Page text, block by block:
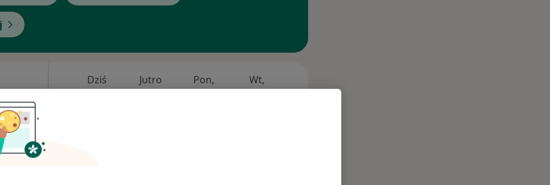
Dziś
8 Sie
Jutro
9 Sie
Pon,
10 Sie
Wt,
11 Sie 12 Sie